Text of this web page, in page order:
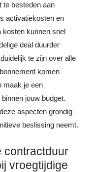
te besteden aan
activatiekosten en
kosten kunnen snel
deal duurder
te zijn over alle
komen
maak je een
jouw budget.
aspecten grondig
beslissing neemt.
contractduur
vroegtijdige